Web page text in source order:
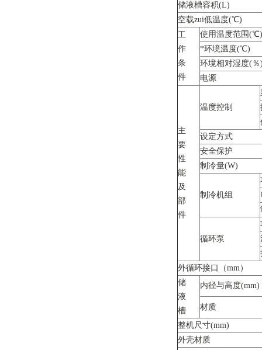
储液槽容积(L)
空载zui低温度(℃)
工
作
条
件
使用温度范围(℃)
*环境温度(℃)
环境相对湿度(％
电源
主
要
性
能
及
部
件
温度控制
设定方式
安全保护
制冷量(W)
制冷机组
循环泵
外循环接口（mm）
储
液
槽
内径与高度(mm)
材质
整机尺寸(mm)
外壳材质